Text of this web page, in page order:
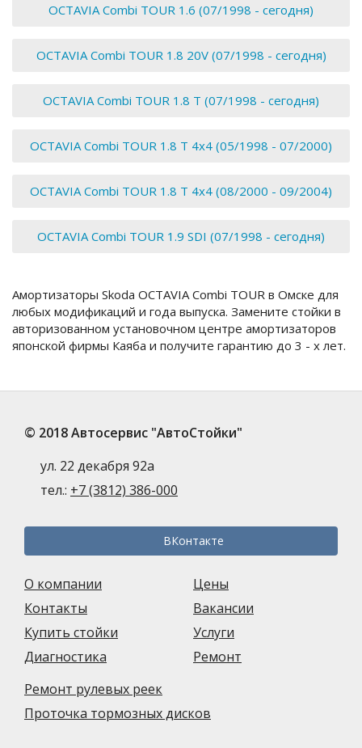
OCTAVIA Combi TOUR 1.6 (07/1998 - сегодня)
OCTAVIA Combi TOUR 1.8 20V (07/1998 - сегодня)
OCTAVIA Combi TOUR 1.8 T (07/1998 - сегодня)
OCTAVIA Combi TOUR 1.8 T 4x4 (05/1998 - 07/2000)
OCTAVIA Combi TOUR 1.8 T 4x4 (08/2000 - 09/2004)
OCTAVIA Combi TOUR 1.9 SDI (07/1998 - сегодня)
Амортизаторы Skoda OCTAVIA Combi TOUR в Омске для
любых модификаций и года выпуска. Замените стойки в
авторизованном установочном центре амортизаторов
японской фирмы Каяба и получите гарантию до 3 - х лет.
© 2018 Автосервис "АвтоСтойки"
ул. 22 декабря 92а
тел.: +7 (3812) 386-000
ВКонтакте
О компании
Контакты
Купить стойки
Диагностика
Цены
Вакансии
Услуги
Ремонт
Ремонт рулевых реек
Проточка тормозных дисков